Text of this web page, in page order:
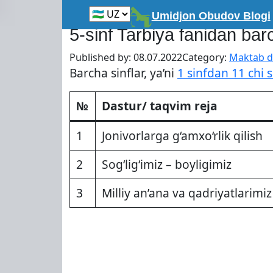
Umidjon Obudov Blogi
Главная»O'rta talim
5-sinf Tarbiya fanidan
Published by: 08.07.2022Category: Maktab
Barcha sinflar, ya’ni 1 sinfdan 11 chi
№
Dastur/ taqvim reja
1
Jonivorlarga g‘amxo‘rlik qilish
2
Sog‘lig‘imiz – boyligimiz
3
Milliy an’ana va qadriyatlarimiz